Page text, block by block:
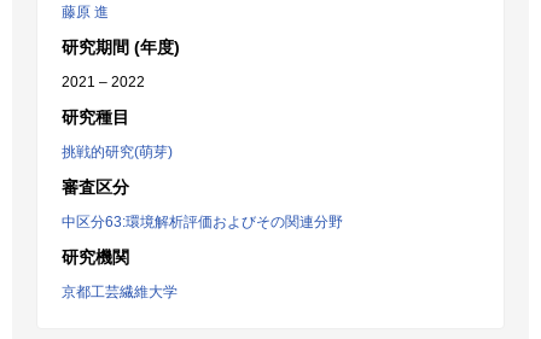
藤原 進
研究期間 (年度)
2021 – 2022
研究種目
挑戦的研究(萌芽)
審査区分
中区分63:環境解析評価およびその関連分野
研究機関
京都工芸繊維大学